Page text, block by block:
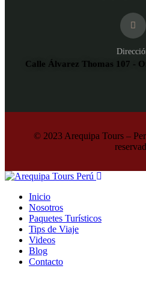
Calle Álvarez Thomas 107 -
© 2023 Arequipa Tours –
Inicio
Nosotros
Paquetes Turísticos
Tips de Viaje
Videos
Blog
Contacto